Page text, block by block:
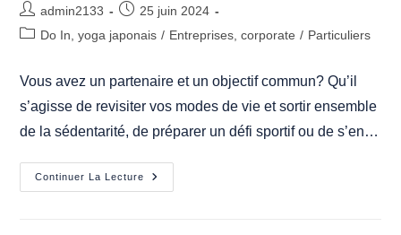
Auteur/autrice
de
admin2133
Publication
publiée :
25 juin 2024
PostDo In, yoga japonais / Entreprises, corporate / Particuliers
Vous avez un partenaire et un objectif commun? Qu’il
s’agisse de revisiter vos modes de vie et sortir ensemble
de la sédentarité, de préparer un défi sportif ou de s’en…
Continuer La Lecture
Les
Duo